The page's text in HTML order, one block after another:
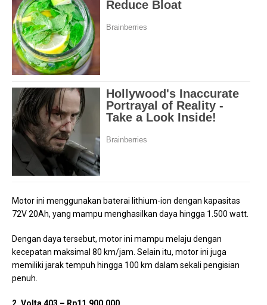
Motor ini menggunakan baterai lithium-ion dengan kapasitas
72V 20Ah, yang mampu menghasilkan daya hingga 1.500 watt.
Dengan daya tersebut, motor ini mampu melaju dengan
kecepatan maksimal 80 km/jam. Selain itu, motor ini juga
memiliki jarak tempuh hingga 100 km dalam sekali pengisian
penuh.
2. Volta 403 – Rp11.900.000